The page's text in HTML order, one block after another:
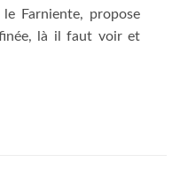
Farniente, propose
là il faut voir et